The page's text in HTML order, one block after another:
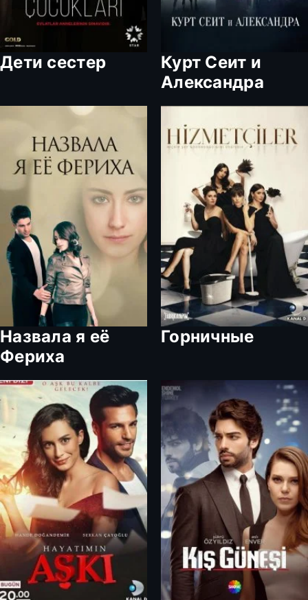
Дети сестер
Курт Сеит и
Александра
Назвала я её
Фериха
Горничные